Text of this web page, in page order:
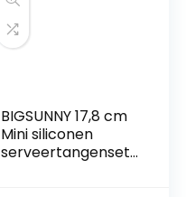
BIGSUNNY 17,8 cm
Mini siliconen
serveertangenset